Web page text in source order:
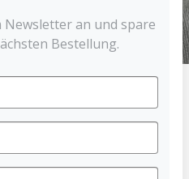
an und spare
Bestellung.